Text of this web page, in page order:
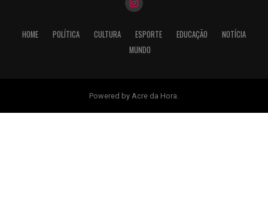
HOME POLÍTICA CULTURA ESPORTE EDUCAÇÃO
NOTÍCIA
MUNDO
Powered by Acre da Hora.